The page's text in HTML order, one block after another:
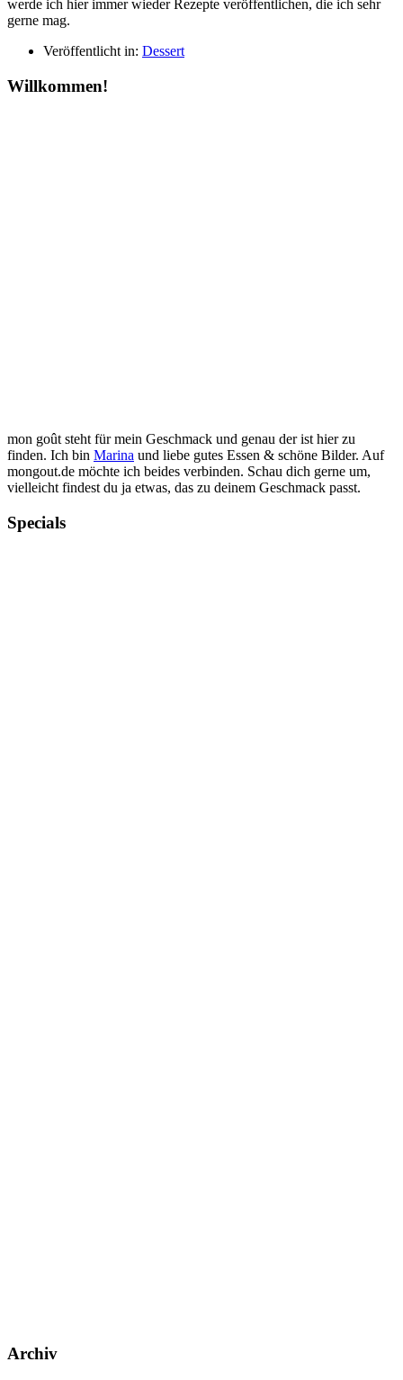
werde ich hier immer wieder Rezepte veröffentlichen, die ich sehr
gerne mag.
Veröffentlicht in: Dessert
Willkommen!
mon goût steht für mein Geschmack und genau der ist hier zu
finden. Ich bin Marina und liebe gutes Essen & schöne Bilder. Auf
mongout.de möchte ich beides verbinden. Schau dich gerne um,
vielleicht findest du ja etwas, das zu deinem Geschmack passt.
Specials
Archiv